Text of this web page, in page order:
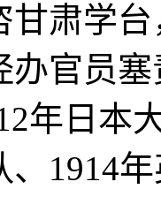
甘肃学
办官员
年日本
、1914